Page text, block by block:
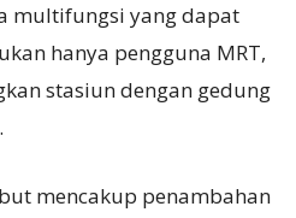
multifungsi yang dapat
hanya pengguna MRT,
stasiun dengan gedung
mencakup penambahan